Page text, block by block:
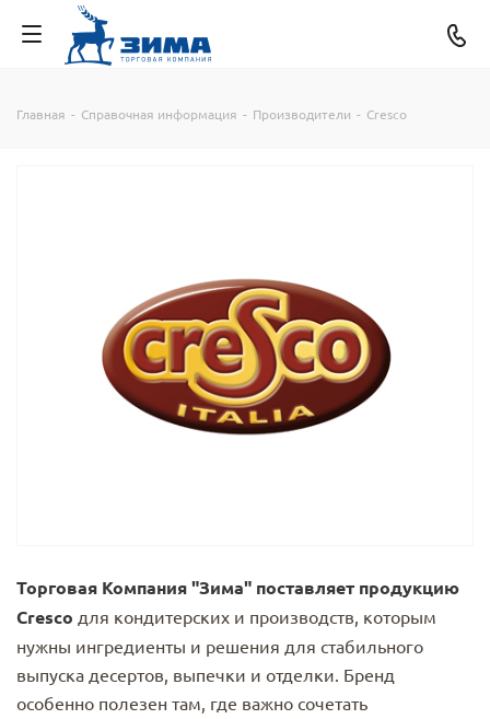
Главная - Справочная информация - Производители - Cresco
Торговая Компания "Зима" поставляет продукцию
Cresco для кондитерских и производств, которым
нужны ингредиенты и решения для стабильного
выпуска десертов, выпечки и отделки. Бренд
особенно полезен там, где важно сочетать